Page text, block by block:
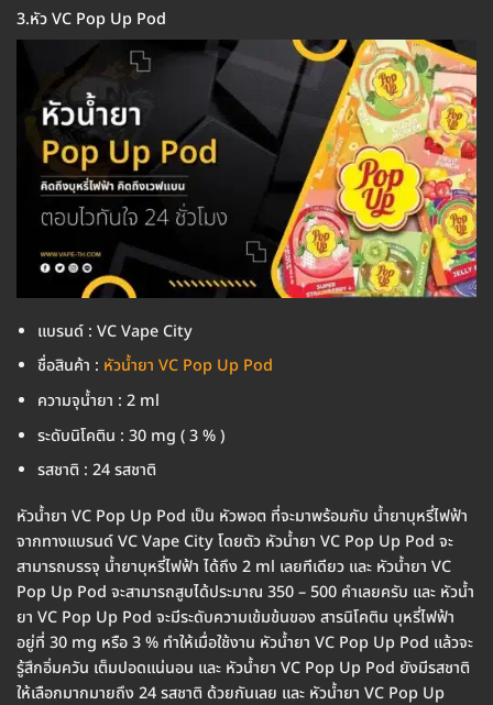
3.หัว VC Pop Up Pod
แบรนด์ : VC Vape City
ชื่อสินค้า : หัวน้ำยา VC Pop Up Pod
ความจุน้ำยา : 2 ml
ระดับนิโคติน : 30 mg ( 3 % )
รสชาติ : 24 รสชาติ
หัวน้ำยา VC Pop Up Pod เป็น หัวพอต ที่จะมาพร้อมกับ น้ำยาบุหรี่ไฟฟ้า
จากทางแบรนด์ VC Vape City โดยตัว หัวน้ำยา VC Pop Up Pod จะ
สามารถบรรจุ น้ำยาบุหรี่ไฟฟ้า ได้ถึง 2 ml เลยทีเดียว และ หัวน้ำยา VC
Pop Up Pod จะสามารถสูบได้ประมาณ 350 – 500 คำเลยครับ และ หัวน้ำ
ยา VC Pop Up Pod จะมีระดับความเข้มข้นของ สารนิโคติน บุหรี่ไฟฟ้า
อยู่ที่ 30 mg หรือ 3 % ทำให้เมื่อใช้งาน หัวน้ำยา VC Pop Up Pod แล้วจะ
รู้สึกอิ่มควัน เต็มปอดแน่นอน และ หัวน้ำยา VC Pop Up Pod ยังมีรสชาติ
ให้เลือกมากมายถึง 24 รสชาติ ด้วยกันเลย และ หัวน้ำยา VC Pop Up